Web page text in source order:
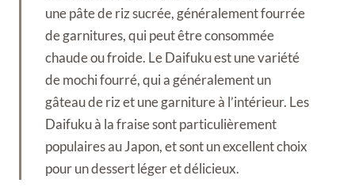
une pâte de riz sucrée, généralement fourrée
de garnitures, qui peut être consommée
chaude ou froide. Le Daifuku est une variété
de mochi fourré, qui a généralement un
gâteau de riz et une garniture à l’intérieur. Les
Daifuku à la fraise sont particulièrement
populaires au Japon, et sont un excellent choix
pour un dessert léger et délicieux.